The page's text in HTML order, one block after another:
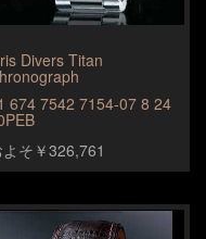
Divers Titan
674 7542 7154-07 8 24
よそ￥326,761